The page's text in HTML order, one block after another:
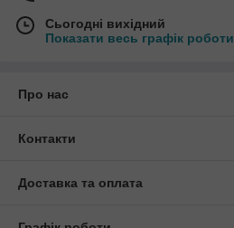
Сьогодні вихідний
Показати весь графік роботи
Про нас
Контакти
Доставка та оплата